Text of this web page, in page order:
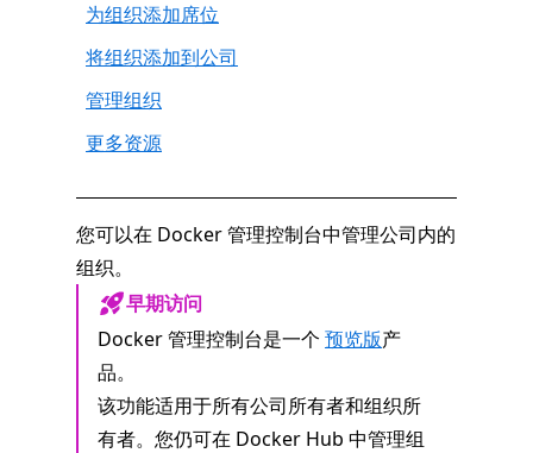
为组织添加席位
将组织添加到公司
管理组织
更多资源
您可以在 Docker 管理控制台中管理公司内的
组织。
早期访问
Docker 管理控制台是一个 预览版产
品。
该功能适用于所有公司所有者和组织所
有者。您仍可在 Docker Hub 中管理组